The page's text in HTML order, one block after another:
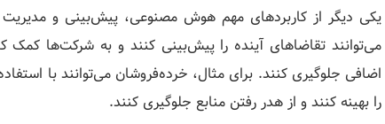
یکی دیگر از کاربردهای مهم هوش مصنوعی، پیش‌بینی و
می‌توانند تقاضاهای آینده را پیش‌بینی کنند و به شرکت‌ها کمک
اضافی جلوگیری کنند. برای مثال، خرده‌فروشان می‌توانند با
را بهینه کنند و از هدر رفتن منابع جلوگیری کنند.